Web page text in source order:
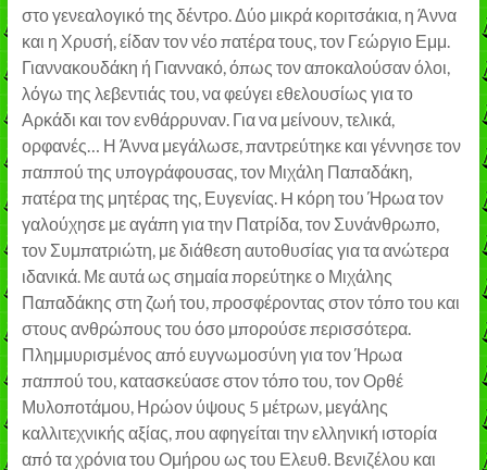
στο γενεαλογικό της δέντρο. Δύο μικρά κοριτσάκια, η Άννα
και η Χρυσή, είδαν τον νέο πατέρα τους, τον Γεώργιο Εμμ.
Γιαννακουδάκη ή Γιαννακό, όπως τον αποκαλούσαν όλοι,
λόγω της λεβεντιάς του, να φεύγει εθελουσίως για το
Αρκάδι και τον ενθάρρυναν. Για να μείνουν, τελικά,
ορφανές… Η Άννα μεγάλωσε, παντρεύτηκε και γέννησε τον
παππού της υπογράφουσας, τον Μιχάλη Παπαδάκη,
πατέρα της μητέρας της, Ευγενίας. H κόρη του Ήρωα τον
γαλούχησε με αγάπη για την Πατρίδα, τον Συνάνθρωπο,
τον Συμπατριώτη, με διάθεση αυτοθυσίας για τα ανώτερα
ιδανικά. Με αυτά ως σημαία πορεύτηκε ο Μιχάλης
Παπαδάκης στη ζωή του, προσφέροντας στον τόπο του και
στους ανθρώπους του όσο μπορούσε περισσότερα.
Πλημμυρισμένος από ευγνωμοσύνη για τον Ήρωα
παππού του, κατασκεύασε στον τόπο του, τον Ορθέ
Μυλοποτάμου, Ηρώον ύψους 5 μέτρων, μεγάλης
καλλιτεχνικής αξίας, που αφηγείται την ελληνική ιστορία
από τα χρόνια του Ομήρου ως του Ελευθ. Βενιζέλου και